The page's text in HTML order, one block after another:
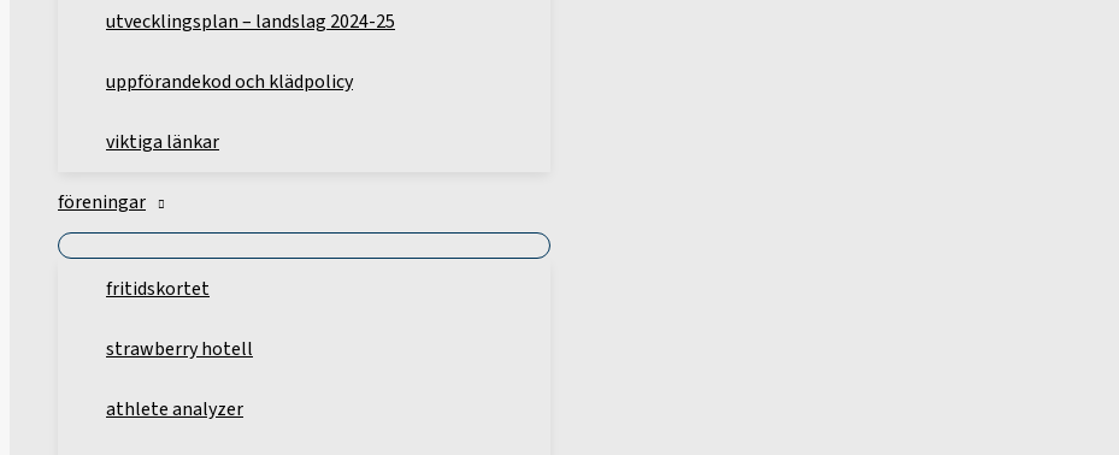
utvecklingsplan – landslag 2024-25
uppförandekod och klädpolicy
viktiga länkar
föreningar
fritidskortet
strawberry hotell
athlete analyzer